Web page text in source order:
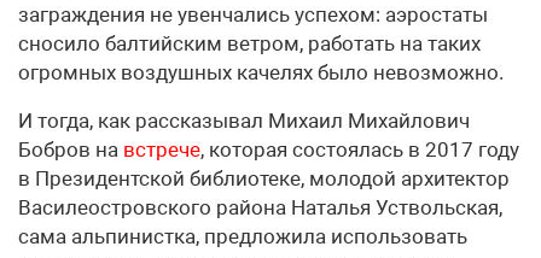
заграждения не увенчались успехом: аэростаты
сносило балтийским ветром, работать на таких
огромных воздушных качелях было невозможно.
И тогда, как рассказывал Михаил Михайлович
Бобров на встрече, которая состоялась в 2017 году
в Президентской библиотеке, молодой архитектор
Василеостровского района Наталья Уствольская,
сама альпинистка, предложила использовать